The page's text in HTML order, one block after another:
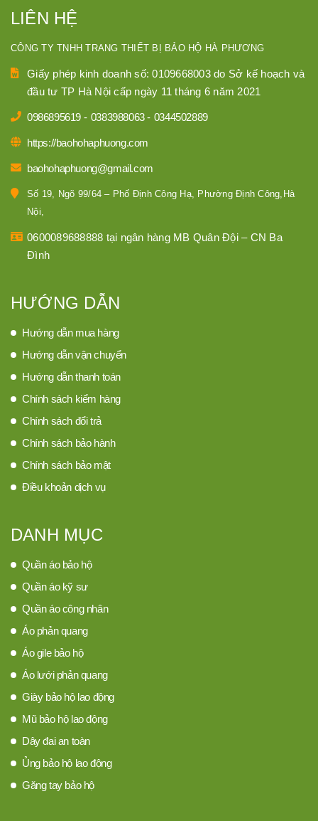
LIÊN HỆ
CÔNG TY TNHH TRANG THIẾT BỊ BẢO HỘ HÀ PHƯƠNG
Giấy phép kinh doanh số: 0109668003 do Sở kế hoạch và
đầu tư TP Hà Nội cấp ngày 11 tháng 6 năm 2021
0986895619 - 0383988063- 0344502889
https://baohohaphuong.com
baohohaphuong@gmail.com
Số 19, Ngõ 99/64 – Phố Định Công Hạ, Phường Định Công,Hà
Nội,
0600089688888 tại ngân hàng MB Quân Đội – CN Ba
Đình
HƯỚNG DẪN
Hướng dẫn mua hàng
Hướng dẫn vận chuyển
Hướng dẫn thanh toán
Chính sách kiểm hàng
Chính sách đổi trả
Chính sách bảo hành
Chính sách bảo mật
Điều khoản dịch vụ
DANH MỤC
Quần áo bảo hộ
Quần áo kỹ sư
Quần áo công nhân
Áo phản quang
Áo gile bảo hộ
Áo lưới phản quang
Giày bảo hộ lao động
Mũ bảo hộ lao động
Dây đai an toàn
Ủng bảo hộ lao động
Găng tay bảo hộ